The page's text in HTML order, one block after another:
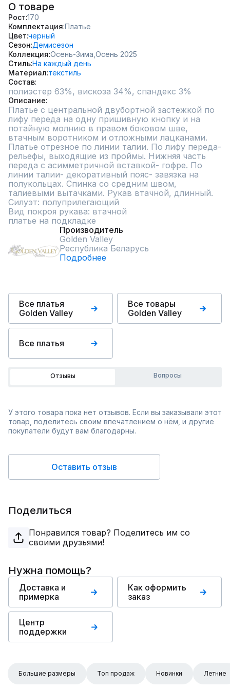
О товаре
Рост 170
Комплектация Платье
Цвет черный
Сезон Демисезон
Коллекция Осень-Зима, Осень 2025
СтильНа каждый день
Материал текстиль
Состав
полиэстер 63%, вискоза 34%, спандекс 3%
Описание
Платье с центральной двубортной застежкой по
лифу переда на одну пришивную кнопку и на
потайную молнию в правом боковом шве,
втачным воротником и отложными лацканами.
Платье отрезное по линии талии. По лифу переда-
рельефы, выходящие из проймы. Нижняя часть
переда с асимметричной вставкой- гофре. По
линии талии- декоративный пояс- завязка на
полукольцах. Спинка со средним швом,
талиевыми вытачками. Рукав втачной, длинный.
Силуэт: полуприлегающий
Вид покроя рукава: втачной
платье на подкладке
Производитель
Golden Valley
Республика Беларусь
Подробнее
Все платья
Golden Valley
Все товары
Golden Valley
Все платья
Отзывы Вопросы
У этого товара пока нет отзывов. Если вы заказывали этот
товар, поделитесь своим впечатлением о нём, и другие
покупатели будут вам благодарны.
Оставить отзыв
Поделиться
Понравился товар? Поделитесь им со
своими друзьями!
Нужна помощь?
Доставка и
примерка
Как оформить
заказ
Центр
поддержки
Большие размеры Топ продаж Новинки Летние